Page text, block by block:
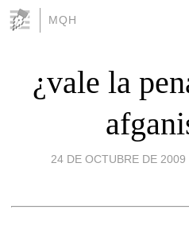
MQH
¿vale la
24 DE OCTUBRE DE 2009